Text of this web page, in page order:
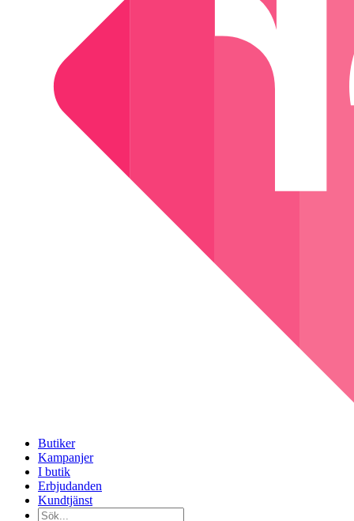
Butiker
Kampanjer
I butik
Erbjudanden
Kundtjänst
Sök...